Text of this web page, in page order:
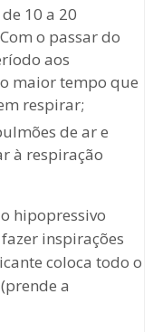
10 a 20
o passar do
aos
maior tempo que
respirar;
de ar e
à respiração
hipopressivo
inspirações
coloca todo o
a